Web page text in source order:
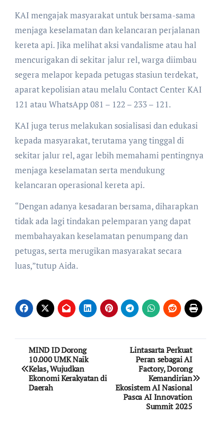
KAI mengajak masyarakat untuk bersama-sama
menjaga keselamatan dan kelancaran perjalanan
kereta api. Jika melihat aksi vandalisme atau hal
mencurigakan di sekitar jalur rel, warga diimbau
segera melapor kepada petugas stasiun terdekat,
aparat kepolisian atau melalu Contact Center KAI
121 atau WhatsApp 081 – 122 – 233 – 121.
KAI juga terus melakukan sosialisasi dan edukasi
kepada masyarakat, terutama yang tinggal di
sekitar jalur rel, agar lebih memahami pentingnya
menjaga keselamatan serta mendukung
kelancaran operasional kereta api.
“Dengan adanya kesadaran bersama, diharapkan
tidak ada lagi tindakan pelemparan yang dapat
membahayakan keselamatan penumpang dan
petugas, serta merugikan masyarakat secara
luas,”tutup Aida.
Post
navigation
MIND ID Dorong
10.000 UMK Naik
Kelas, Wujudkan
Ekonomi Kerakyatan di
Daerah
Lintasarta Perkuat
Peran sebagai AI
Factory, Dorong
Kemandirian
Ekosistem AI Nasional
Pasca AI Innovation
Summit 2025